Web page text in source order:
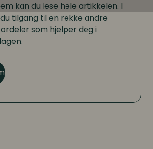
kan du lese hele artikkelen. I
tilgang til en rekke andre
som hjelper deg i